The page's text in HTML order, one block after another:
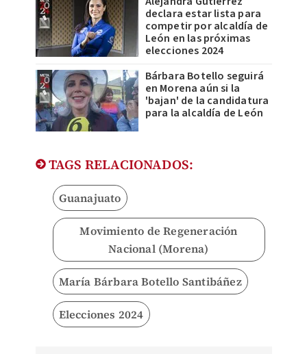
declara estar lista para
competir por alcaldía de
León en las próximas
elecciones 2024
Bárbara Botello seguirá
en Morena aún si la
'bajan' de la candidatura
para la alcaldía de León
TAGS RELACIONADOS:
Guanajuato
Movimiento de Regeneración
Nacional (Morena)
María Bárbara Botello Santibáñez
Elecciones 2024